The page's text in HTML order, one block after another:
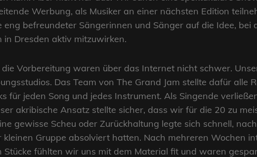
Werbung, als Musiker an einer nächsten Edition
befreundeter Sängerinnen und Sänger auf die Idee, bei
Dresden aktiv mitzuwirken.
Vorbereitung waren über das Internet nicht schwer.
Das Team von The Grand Jam stellte dafür alle
für jeden Song und jedes Instrument. Als Singende
akribische Ansatz stellte sicher, dass wir für die 20 zu
gewisse Scheu oder Zurückhaltung legte sich schnell,
Gruppe absolviert hatten. Nach mehreren Wochen
fühlten wir uns mit dem Material fit und waren